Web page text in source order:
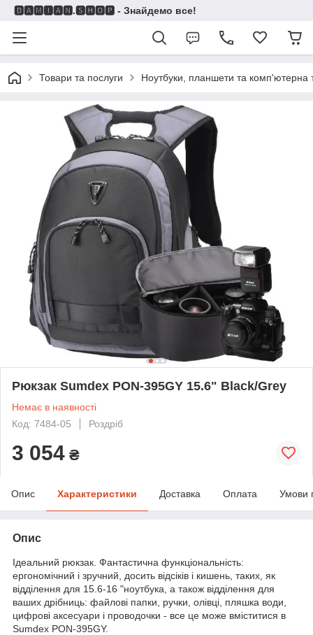
🅳🅰🅼🅸🅰🅽.🆂🅷🅾🅿 - Знайдемо все!
Товари та послуги Ноутбуки, планшети та комп'ютерна
Рюкзак Sumdex PON-395GY 15.6" Black/Grey
Немає в наявності
Код: 7484-05
Роздріб
3 054 ₴
Опис Характеристики Доставка Оплата Умови
Опис
Ідеальний рюкзак. Фантастична функціональність:
ергономічний і зручний, досить відсіків і кишень, таких, як
відділення для 15.6-16 "ноутбука, а також відділення для
ваших дрібниць: файлові папки, ручки, олівці, пляшка води,
цифрові аксесуари і проводочки - все це може вміститися в
Sumdex PON-395GY.